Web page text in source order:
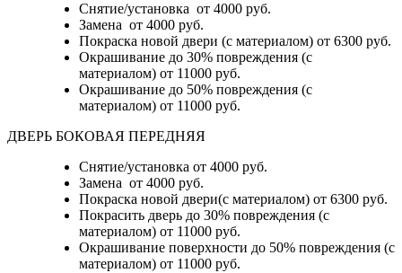
Снятие/установка от 4000 руб.
Замена от 4000 руб.
Покраска новой двери (с материалом) от 6300 руб.
Окрашивание до 30% повреждения (с
материалом) от 11000 руб.
Окрашивание до 50% повреждения (с
материалом) от 11000 руб.
ДВЕРЬ БОКОВАЯ ПЕРЕДНЯЯ
Снятие/установка от 4000 руб.
Замена от 4000 руб.
Покраска новой двери(с материалом) от 6300 руб.
Покрасить дверь до 30% повреждения (с
материалом) от 11000 руб.
Окрашивание поверхности до 50% повреждения (с
материалом) от 11000 руб.